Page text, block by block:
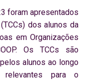
foram apresentados
dos alunos da
em Organizações
Os TCCs são
alunos ao longo
para o